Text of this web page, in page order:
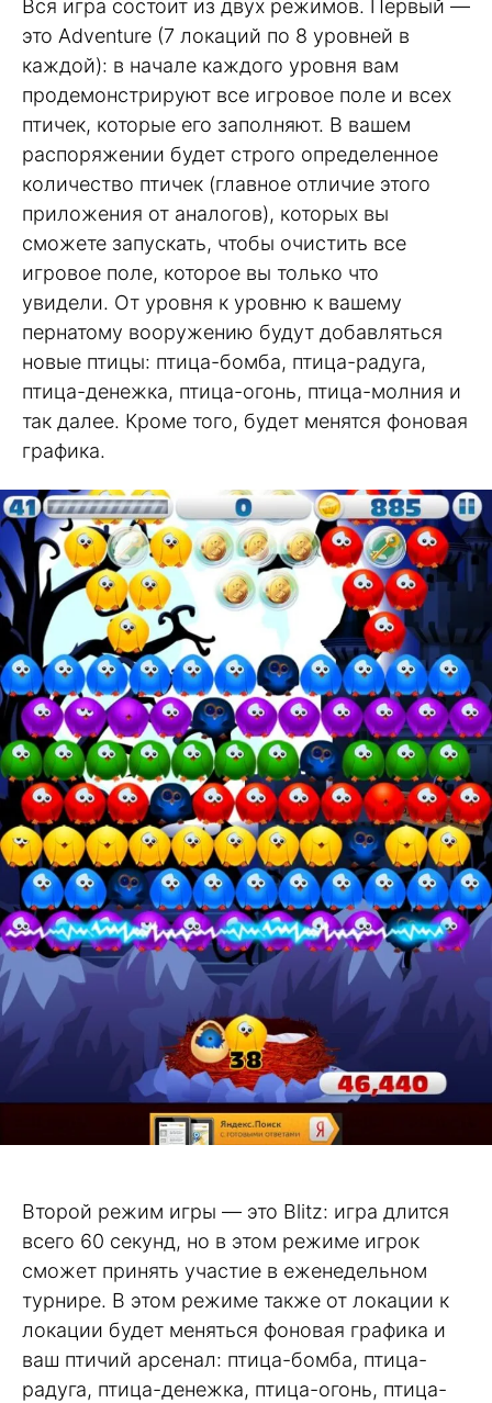
Вся игра состоит из двух режимов. Первый —
это Adventure (7 локаций по 8 уровней в
каждой): в начале каждого уровня вам
продемонстрируют все игровое поле и всех
птичек, которые его заполняют. В вашем
распоряжении будет строго определенное
количество птичек (главное отличие этого
приложения от аналогов), которых вы
сможете запускать, чтобы очистить все
игровое поле, которое вы только что
увидели. От уровня к уровню к вашему
пернатому вооружению будут добавляться
новые птицы: птица-бомба, птица-радуга,
птица-денежка, птица-огонь, птица-молния и
так далее. Кроме того, будет менятся фоновая
графика.
Второй режим игры — это Blitz: игра длится
всего 60 секунд, но в этом режиме игрок
сможет принять участие в еженедельном
турнире. В этом режиме также от локации к
локации будет меняться фоновая графика и
ваш птичий арсенал: птица-бомба, птица-
радуга, птица-денежка, птица-огонь, птица-